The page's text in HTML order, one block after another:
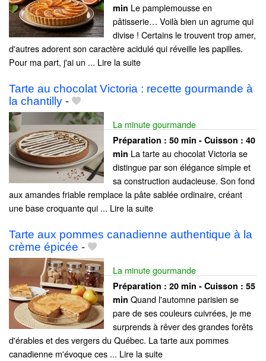
min Le pamplemousse en
pâtisserie… Voilà bien un agrume qui
divise ! Certains le trouvent trop amer,
d'autres adorent son caractère acidulé qui réveille les papilles.
Pour ma part, j'ai un ... Lire la suite
Tarte au chocolat Victoria : recette gourmande à
la chantilly -
La minute gourmande
Préparation : 50 min - Cuisson : 40
min La tarte au chocolat Victoria se
distingue par son élégance simple et
sa construction audacieuse. Son fond
aux amandes friable remplace la pâte sablée ordinaire, créant
une base croquante qui ... Lire la suite
Tarte aux pommes canadienne authentique à la
crème épicée -
La minute gourmande
Préparation : 20 min - Cuisson : 55
min Quand l'automne parisien se
pare de ses couleurs cuivrées, je me
surprends à rêver des grandes forêts
d'érables et des vergers du Québec. La tarte aux pommes
canadienne m'évoque ces ... Lire la suite